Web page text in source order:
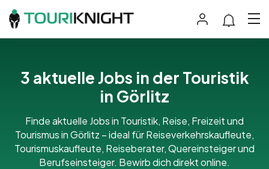
3 aktuelle Jobs in der Touristik
in Görlitz
Finde aktuelle Jobs in Touristik, Reise, Freizeit und
Tourismus in Görlitz – ideal für Reiseverkehrskaufleute,
Tourismuskaufleute, Reiseberater, Quereinsteiger und
Berufseinsteiger. Bewirb dich direkt online.